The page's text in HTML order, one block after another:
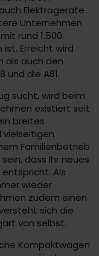
Elektrogeräte
Unternehmen
rund 1.500
Erreicht wird
als auch den
und die A81.
sucht, wird beim
existiert seit
breites
vielseitigen
Familienbetrieb
dass Ihr neues
entspricht. Als
wieder
zudem einen
sich die
von selbst.
Kompaktwagen